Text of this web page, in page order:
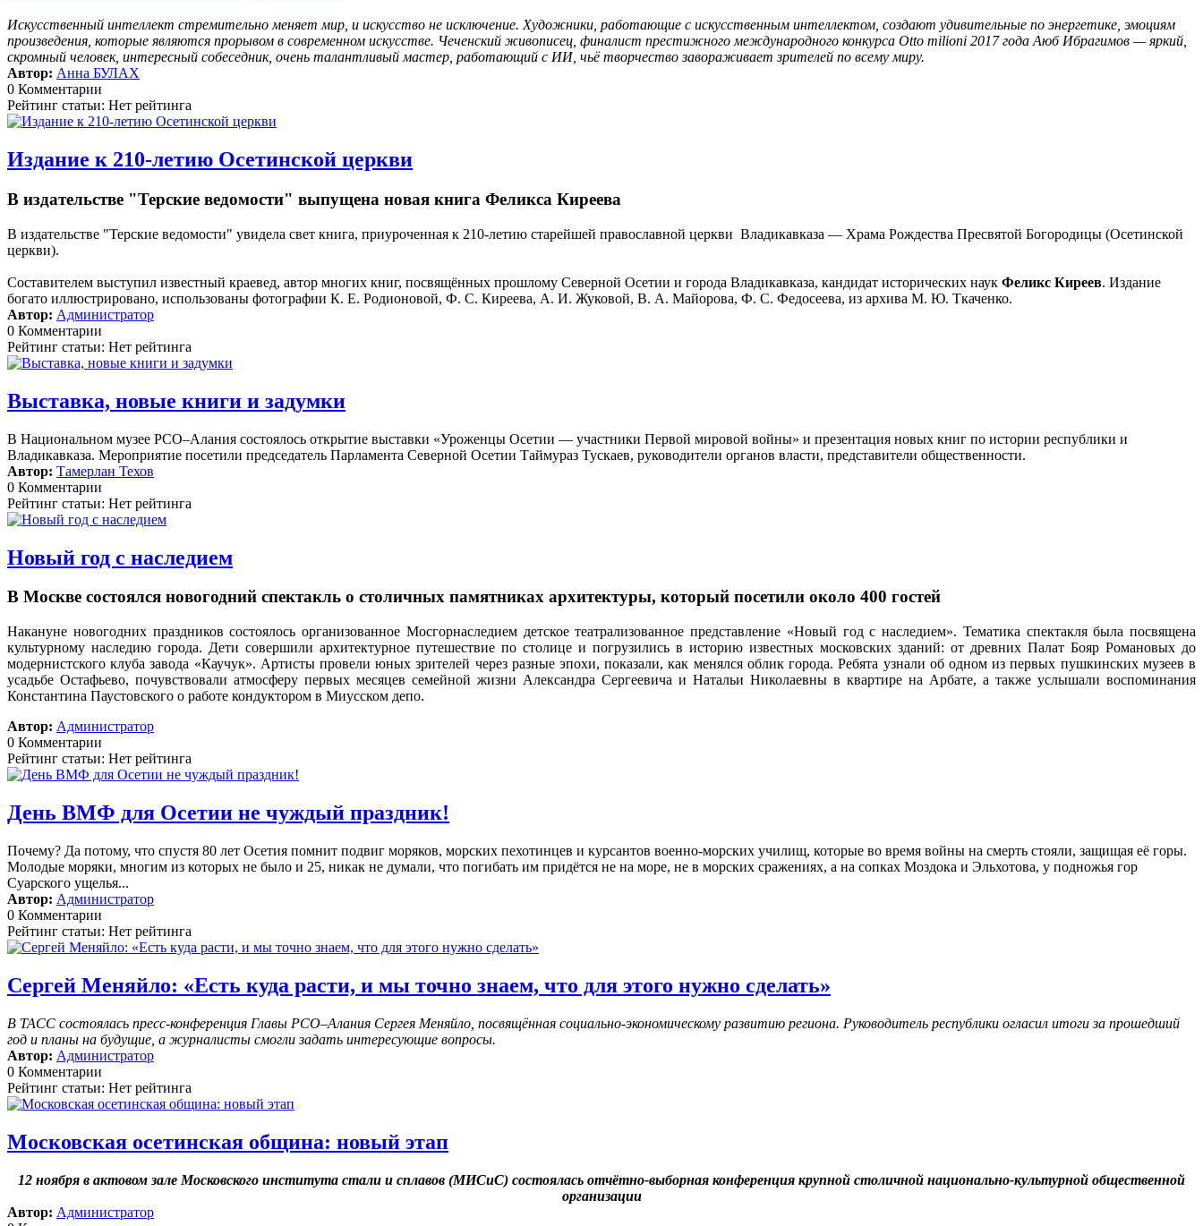
Искусственный интеллект стремительно меняет мир, и искусство не исключение. Художники, работающие с искусственным интеллектом, создают удивительные по энергетике, эмоциям
произведения, которые являются прорывом в современном искусстве. Чеченский живописец, финалист престижного международного конкурса Otto milioni 2017 года Аюб Ибрагимов — яркий,
скромный человек, интересный собеседник, очень талантливый мастер, работающий с ИИ, чьё творчество завораживает зрителей по всему миру.
Автор: Анна БУЛАХ
0 Комментарии
Рейтинг статьи: Нет рейтинга
Издание к 210-летию Осетинской церкви
В издательстве "Терские ведомости" выпущена новая книга Феликса Киреева
В издательстве "Терские ведомости" увидела свет книга, приуроченная к 210-летию старейшей православной церкви Владикавказа — Храма Рождества Пресвятой Богородицы (Осетинской
церкви).
Составителем выступил известный краевед, автор многих книг, посвящённых прошлому Северной Осетии и города Владикавказа, кандидат исторических наук Феликс Киреев. Издание
богато иллюстрировано, использованы фотографии К. Е. Родионовой, Ф. С. Киреева, А. И. Жуковой, В. А. Майорова, Ф. С. Федосеева, из архива М. Ю. Ткаченко.
Автор: Администратор
0 Комментарии
Рейтинг статьи: Нет рейтинга
Выставка, новые книги и задумки
В Национальном музее РСО–Алания состоялось открытие выставки «Уроженцы Осетии — участники Первой мировой войны» и презентация новых книг по истории республики и
Владикавказа. Мероприятие посетили председатель Парламента Северной Осетии Таймураз Тускаев, руководители органов власти, представители общественности.
Автор: Тамерлан Техов
0 Комментарии
Рейтинг статьи: Нет рейтинга
Новый год с наследием
В Москве состоялся новогодний спектакль о столичных памятниках архитектуры, который посетили около 400 гостей
Накануне новогодних праздников состоялось организованное Мосгорнаследием детское театрализованное представление «Новый год с наследием». Тематика спектакля была посвящена
культурному наследию города. Дети совершили архитектурное путешествие по столице и погрузились в историю известных московских зданий: от древних Палат Бояр Романовых до
модернистского клуба завода «Каучук». Артисты провели юных зрителей через разные эпохи, показали, как менялся облик города. Ребята узнали об одном из первых пушкинских музеев в
усадьбе Остафьево, почувствовали атмосферу первых месяцев семейной жизни Александра Сергеевича и Натальи Николаевны в квартире на Арбате, а также услышали воспоминания
Константина Паустовского о работе кондуктором в Миусском депо.
Автор: Администратор
0 Комментарии
Рейтинг статьи: Нет рейтинга
День ВМФ для Осетии не чуждый праздник!
Почему? Да потому, что спустя 80 лет Осетия помнит подвиг моряков, морских пехотинцев и курсантов военно-морских училищ, которые во время войны на смерть стояли, защищая её горы.
Молодые моряки, многим из которых не было и 25, никак не думали, что погибать им придётся не на море, не в морских сражениях, а на сопках Моздока и Эльхотова, у подножья гор
Суарского ущелья...
Автор: Администратор
0 Комментарии
Рейтинг статьи: Нет рейтинга
Сергей Меняйло: «Есть куда расти, и мы точно знаем, что для этого нужно сделать»
В ТАСС состоялась пресс-конференция Главы РСО–Алания Сергея Меняйло, посвящённая социально-экономическому развитию региона. Руководитель республики огласил итоги за прошедший
год и планы на будущие, а журналисты смогли задать интересующие вопросы.
Автор: Администратор
0 Комментарии
Рейтинг статьи: Нет рейтинга
Московская осетинская община: новый этап
12 ноября в актовом зале Московского института стали и сплавов (МИСиС) состоялась отчётно-выборная конференция крупной столичной национально-культурной общественной
организации
Автор: Администратор